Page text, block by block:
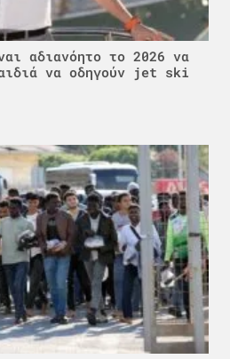
αδιανόητο το 2026 να
να οδηγούν jet ski